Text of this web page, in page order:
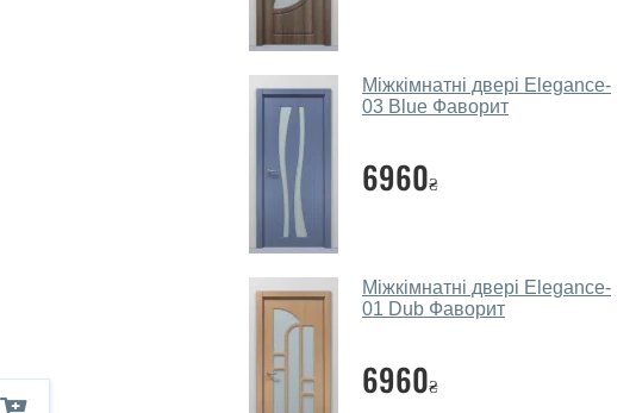
Міжкімнатні двері Elegance-
03 Blue Фаворит
6960₴
Міжкімнатні двері Elegance-
01 Dub Фаворит
6960₴